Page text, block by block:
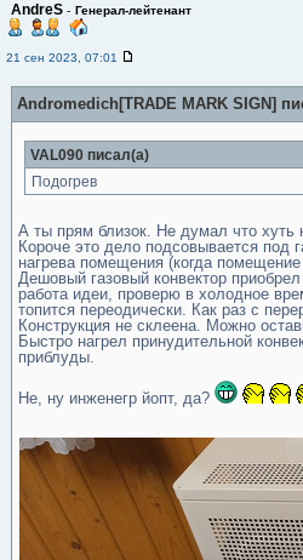
AndreS - Генерал-лейтенант
21 сен 2023, 07:01
Andromedich[TRADE MARK SIGN]
VAL090 писал(а)
Подогрев
А ты прям близок. Не думал что хуть
Короче это дело подсовывается под
нагрева помещения (когда
Дешовый газовый конвектор
работа идеи, проверю в холодное
топится переодически. Как раз с
Конструкция не склеена. Можно
Быстро нагрел принудительной
приблуды.
Не, ну инженегр йопт, да?